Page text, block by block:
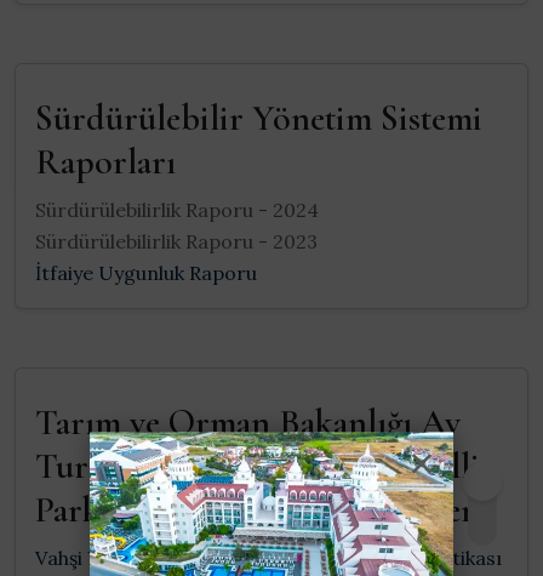
Sürdürülebilir Yönetim Sistemi
Raporları
Sürdürülebilirlik Raporu - 2024
Sürdürülebilirlik Raporu - 2023
İtfaiye Uygunluk Raporu
Tarım ve Orman Bakanlığı Av
Turizmi Doğal Koruma ve Milli
Parklar Av Turizmi Bilgi Sistemi
Vahşi Yaşamın İzlenmesi ve Yaban Hayatı Politikası